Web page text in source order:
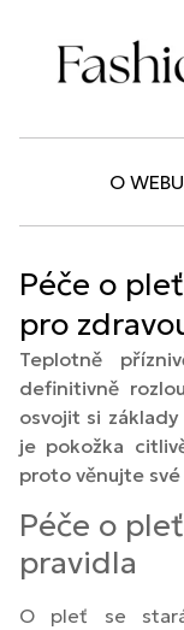
O WEBU
Péče o
pro
Teplotně
definitivně
osvojit si
je pokožka
proto věnujte
Péče o
pravidla
O pleť se